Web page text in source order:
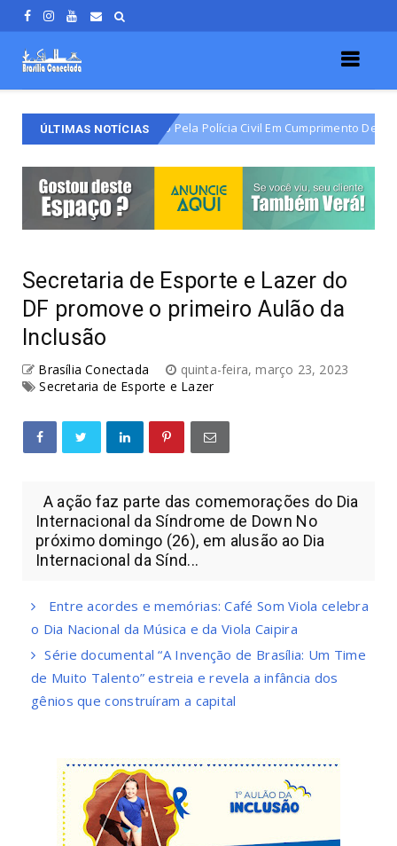
ÚLTIMAS NOTÍCIAS
É Detido Pela Polícia Civil Em Cumprimento De Mandado De
Secretaria de Esporte e Lazer do
DF promove o primeiro Aulão da
Inclusão
Brasília Conectada
quinta-feira, março 23, 2023
Secretaria de Esporte e Lazer
A ação faz parte das comemorações do Dia
Internacional da Síndrome de Down No
próximo domingo (26), em alusão ao Dia
Internacional da Sínd...
Entre acordes e memórias: Café Som Viola celebra
o Dia Nacional da Música e da Viola Caipira
Série documental “A Invenção de Brasília: Um Time
de Muito Talento” estreia e revela a infância dos
gênios que construíram a capital